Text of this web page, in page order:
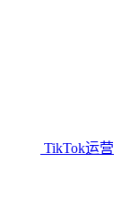
TikTok运营